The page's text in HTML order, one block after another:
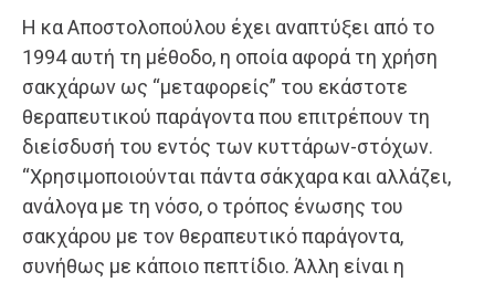
Η κα Αποστολοπούλου έχει αναπτύξει από το
1994 αυτή τη μέθοδο, η οποία αφορά τη χρήση
σακχάρων ως “μεταφορείς” του εκάστοτε
θεραπευτικού παράγοντα που επιτρέπουν τη
διείσδυσή του εντός των κυττάρων-στόχων.
“Χρησιμοποιούνται πάντα σάκχαρα και αλλάζει,
ανάλογα με τη νόσο, ο τρόπος ένωσης του
σακχάρου με τον θεραπευτικό παράγοντα,
συνήθως με κάποιο πεπτίδιο. Άλλη είναι η